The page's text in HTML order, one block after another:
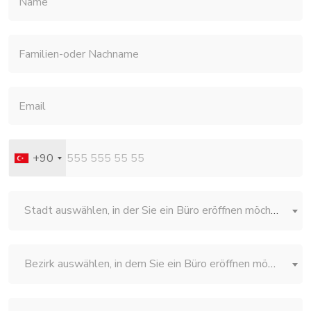
+90
Stadt auswählen, in der Sie ein Büro eröffnen möchten
Bezirk auswählen, in dem Sie ein Büro eröffnen möchten